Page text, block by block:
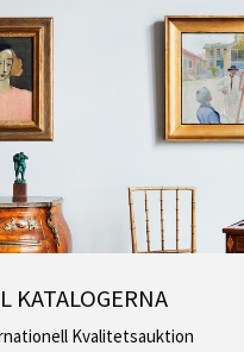
KATALOGERNA
Kvalitetsauktion